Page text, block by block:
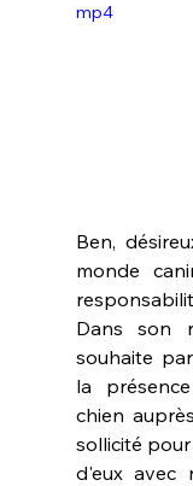
mp4
Ben,
monde
Dans son
souhaite
la
chien
sollicité
d'eux avec